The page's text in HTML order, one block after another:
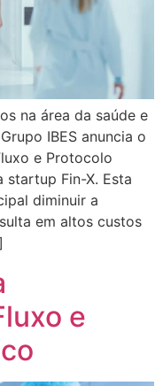
na área da saúde e
IBES anuncia o
e Protocolo
startup Fin-X. Esta
diminuir a
em altos custos
e